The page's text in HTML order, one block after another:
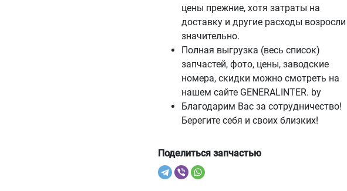
цены прежние, хотя затраты на
доставку и другие расходы возросли
значительно.
Полная выгрузка (весь список)
запчастей, фото, цены, заводские
номера, скидки можно смотреть на
нашем сайте GENERALINTER. by
Благодарим Вас за сотрудничество!
Берегите себя и своих близких!
Поделиться запчастью